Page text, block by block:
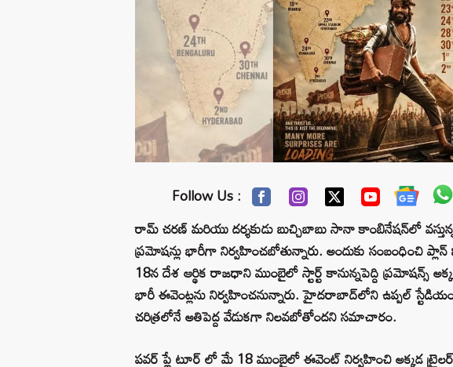
Follow Us :
రామ్ చరణ్ మరియు దర్శకుడు బుచ్చిబాబు సానా కాంబినేషన్‌లో
ప్రమోషన్లు భారీగా నిర్వహించబోతున్నారు. అందుకు సంబంధించి
18న దేశ ఆర్థిక రాజధాని ముంబైలో స్టార్ట్ కానున్నపెద్ది ప్రమోషన్స్
భారీ ఈవెంట్లను నిర్వహించనున్నారు. హైదరాబాద్‌లోని ఉప్పల్
చరిత్రలోనే అతిపెద్ద వేడుకగా నిలవబోతోందని సమాచారం.
పవర్ ప్లే టూర్ లో మే 18 ముంబైలో ఈవెంట్ నిర్వహించి అక్కడ